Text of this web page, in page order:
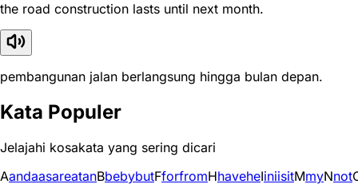
the road construction lasts until next month.
pembangunan jalan berlangsung hingga bulan depan.
Kata Populer
Jelajahi kosakata yang sering dicari
AandaasareatanBbebybutFforfromHhaveheIiniisitMmyNnot